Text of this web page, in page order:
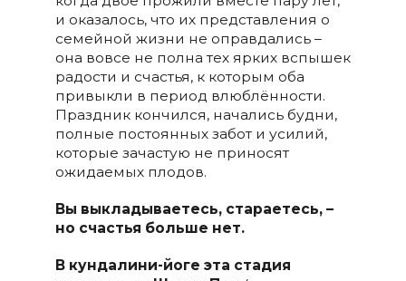
и оказалось, что их представления о
семейной жизни не оправдались –
она вовсе не полна тех ярких вспышек
радости и счастья, к которым оба
привыкли в период влюблённости.
Праздник кончился, начались будни,
полные постоянных забот и усилий,
которые зачастую не приносят
ожидаемых плодов.
Вы выкладываетесь, стараетесь, –
но счастья больше нет.
В кундалини-йоге эта стадия